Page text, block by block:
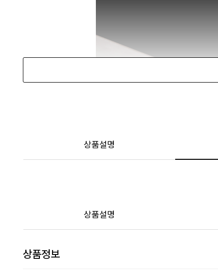
상품설명
상품설명
상품정보